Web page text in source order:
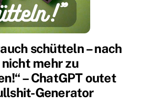
schütteln – nach
mehr zu
– ChatGPT outet
Generator